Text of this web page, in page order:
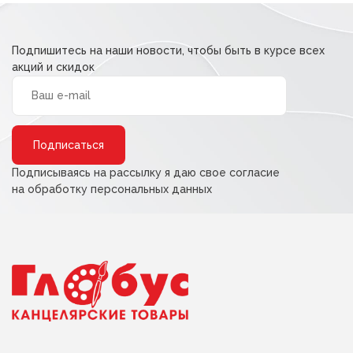
Подпишитесь на наши новости, чтобы быть в курсе всех
акций и скидок
Подписываясь на рассылку я даю свое согласие
на обработку персональных данных